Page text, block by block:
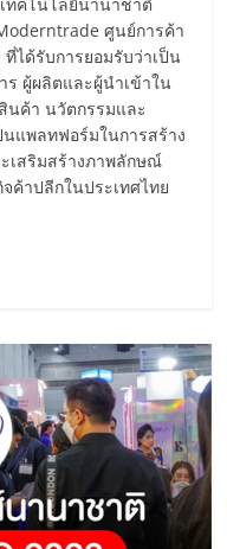
ศูนย์การค้า
ได้รับการยอมรับว่าเป็น
ร ผู้ผลิตและผู้นำเข้าใน
นค้า นวัตกรรมและ
นแพลทฟอร์มในการสร้าง
เสริมสร้างภาพลักษณ์
ค้าปลีกในประเทศไทย